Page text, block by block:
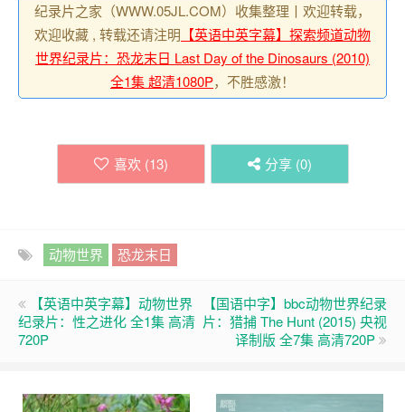
纪录片之家（WWW.05JL.COM）收集整理丨欢迎转载，
欢迎收藏 , 转载还请注明 【英语中英字幕】探索频道动物
世界纪录片：恐龙末日 Last Day of the Dinosaurs (2010)
全1集 超清1080P，不胜感激！
喜欢 (13) 分享 (0)
动物世界 恐龙末日
【英语中英字幕】动物世界
纪录片：性之进化 全1集 高清
720P
【国语中字】bbc动物世界纪录
片：猎捕 The Hunt (2015) 央视
译制版 全7集 高清720P